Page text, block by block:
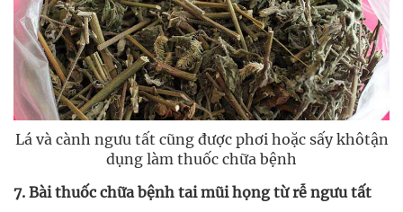
Lá và cành ngưu tất cũng được phơi hoặc sấy khôtận
dụng làm thuốc chữa bệnh
7. Bài thuốc chữa bệnh tai mũi họng từ rễ ngưu tất